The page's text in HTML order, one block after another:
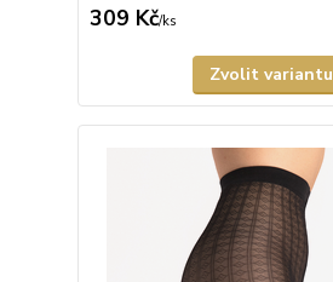
309 Kč/ks
Zvolit variantu